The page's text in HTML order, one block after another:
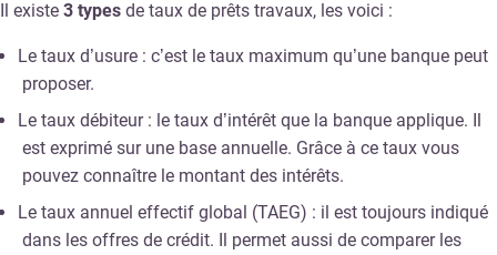
Il existe 3 types de taux de prêts travaux, les voici :
Le taux d’usure : c’est le taux maximum qu’une banque peut
proposer.
Le taux débiteur : le taux d’intérêt que la banque applique. Il
est exprimé sur une base annuelle. Grâce à ce taux vous
pouvez connaître le montant des intérêts.
Le taux annuel effectif global (TAEG) : il est toujours indiqué
dans les offres de crédit. Il permet aussi de comparer les